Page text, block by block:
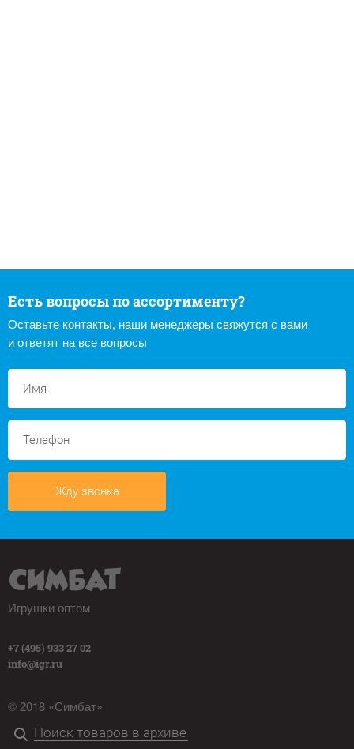
Есть вопросы по ассортименту?
Оставьте контакты, наши менеджеры свяжутся с вами
и ответят на все вопросы
Жду звонка
Игрушки оптом
+7 (495) 933 27 02
info@igr.ru
© 2018 «Симбат»